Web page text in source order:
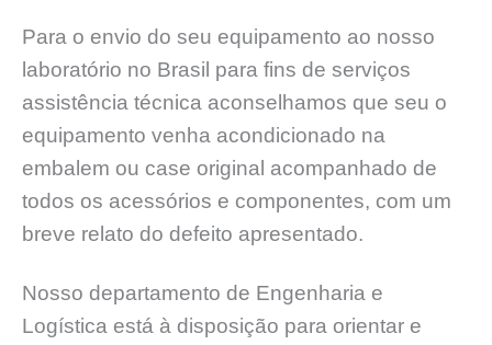
Para o envio do seu equipamento ao nosso
laboratório no Brasil para fins de serviços
assistência técnica aconselhamos que seu o
equipamento venha acondicionado na
embalem ou case original acompanhado de
todos os acessórios e componentes, com um
breve relato do defeito apresentado.
Nosso departamento de Engenharia e
Logística está à disposição para orientar e